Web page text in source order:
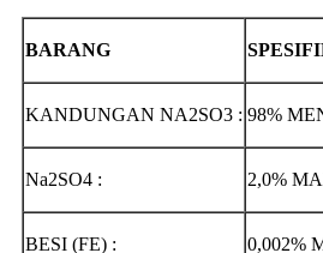
BARANG
KANDUNGAN NA2SO3 : 98%
Na2SO4 : 2,0%
BESI (FE) : 0,002%